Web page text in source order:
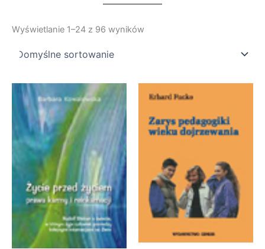
Wyświetlanie 1–24 z 96 wyników